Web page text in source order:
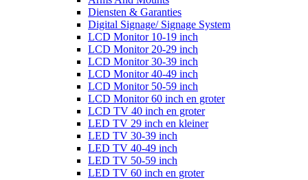
Diensten & Garanties
Digital Signage/ Signage System
LCD Monitor 10-19 inch
LCD Monitor 20-29 inch
LCD Monitor 30-39 inch
LCD Monitor 40-49 inch
LCD Monitor 50-59 inch
LCD Monitor 60 inch en groter
LCD TV 40 inch en groter
LED TV 29 inch en kleiner
LED TV 30-39 inch
LED TV 40-49 inch
LED TV 50-59 inch
LED TV 60 inch en groter